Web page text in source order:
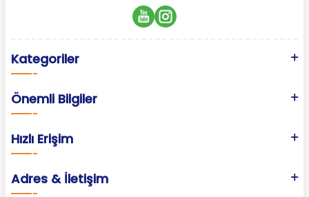
Kategoriler
Önemli Bilgiler
Hızlı Erişim
Adres & İletişim